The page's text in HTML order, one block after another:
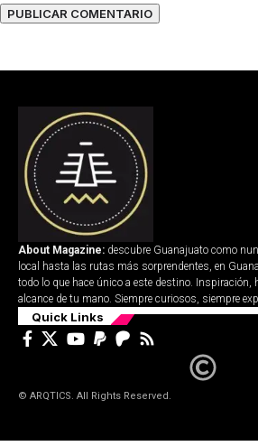
About Magazine: descubre Guanajuato como
local hasta las rutas más sorprendentes, en
todo lo que hace único a este destino. Inspiración,
alcance de tu mano. Siempre curiosos, siempre
Quick Links
© ARQTICS. All Rights Reserved.